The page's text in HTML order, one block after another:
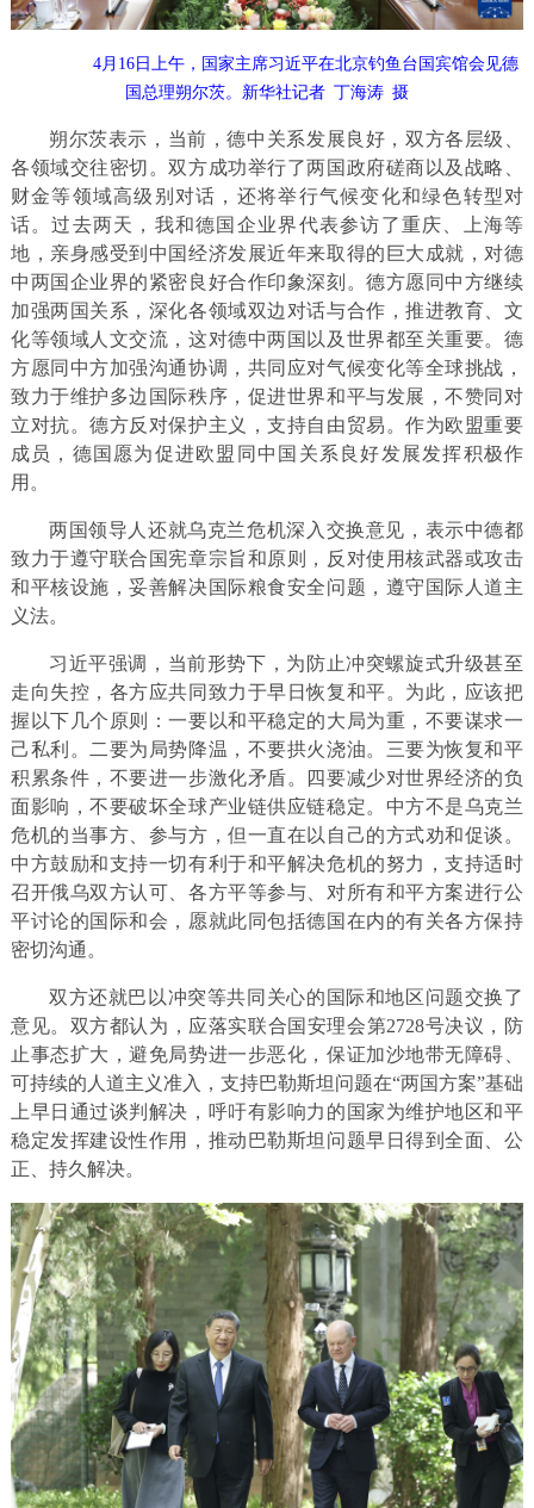
4月16日上午，国家主席习近平在北京钓鱼台国宾馆会见德
国总理朔尔茨。新华社记者 丁海涛 摄
朔尔茨表示，当前，德中关系发展良好，双方各层级、
各领域交往密切。双方成功举行了两国政府磋商以及战略、
财金等领域高级别对话，还将举行气候变化和绿色转型对
话。过去两天，我和德国企业界代表参访了重庆、上海等
地，亲身感受到中国经济发展近年来取得的巨大成就，对德
中两国企业界的紧密良好合作印象深刻。德方愿同中方继续
加强两国关系，深化各领域双边对话与合作，推进教育、文
化等领域人文交流，这对德中两国以及世界都至关重要。德
方愿同中方加强沟通协调，共同应对气候变化等全球挑战，
致力于维护多边国际秩序，促进世界和平与发展，不赞同对
立对抗。德方反对保护主义，支持自由贸易。作为欧盟重要
成员，德国愿为促进欧盟同中国关系良好发展发挥积极作
用。
两国领导人还就乌克兰危机深入交换意见，表示中德都
致力于遵守联合国宪章宗旨和原则，反对使用核武器或攻击
和平核设施，妥善解决国际粮食安全问题，遵守国际人道主
义法。
习近平强调，当前形势下，为防止冲突螺旋式升级甚至
走向失控，各方应共同致力于早日恢复和平。为此，应该把
握以下几个原则：一要以和平稳定的大局为重，不要谋求一
己私利。二要为局势降温，不要拱火浇油。三要为恢复和平
积累条件，不要进一步激化矛盾。四要减少对世界经济的负
面影响，不要破坏全球产业链供应链稳定。中方不是乌克兰
危机的当事方、参与方，但一直在以自己的方式劝和促谈。
中方鼓励和支持一切有利于和平解决危机的努力，支持适时
召开俄乌双方认可、各方平等参与、对所有和平方案进行公
平讨论的国际和会，愿就此同包括德国在内的有关各方保持
密切沟通。
双方还就巴以冲突等共同关心的国际和地区问题交换了
意见。双方都认为，应落实联合国安理会第2728号决议，防
止事态扩大，避免局势进一步恶化，保证加沙地带无障碍、
可持续的人道主义准入，支持巴勒斯坦问题在“两国方案”基础
上早日通过谈判解决，呼吁有影响力的国家为维护地区和平
稳定发挥建设性作用，推动巴勒斯坦问题早日得到全面、公
正、持久解决。